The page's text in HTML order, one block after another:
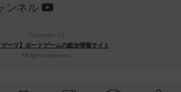
ンネル
Copyright (c)
ゲーマ】ボードゲームの総合情報サイト
All rights reserved.